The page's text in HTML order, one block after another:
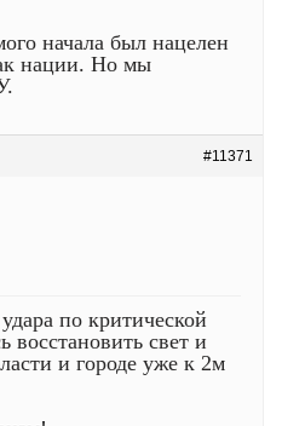
начала был нацелен
нации. Но мы
#11371
по критической
восстановить свет и
и городе уже к 2м